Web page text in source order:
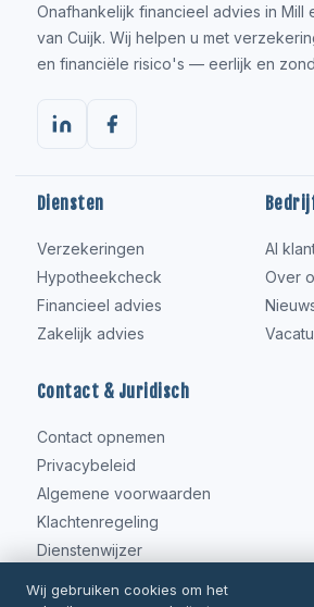
Onafhankelijk financieel advies in Mill
van Cuijk. Wij helpen u met
en financiële risico's — eerlijk en
Diensten
Verzekeringen
Hypotheekcheck
Financieel advies
Zakelijk advies
Al
Over
Contact & Juridisch
Contact opnemen
Privacybeleid
Algemene voorwaarden
Klachtenregeling
Dienstenwijzer
Wij gebruiken cookies om het